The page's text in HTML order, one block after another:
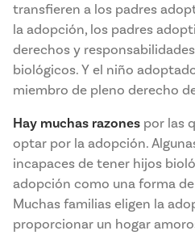
transfieren a los padres
la adopción, los padres
derechos y
biológicos. Y el niño
miembro de pleno derecho
Hay muchas razones por las
optar por la adopción.
incapaces de tener hijos
adopción como una forma
Muchas familias eligen la
proporcionar un hogar